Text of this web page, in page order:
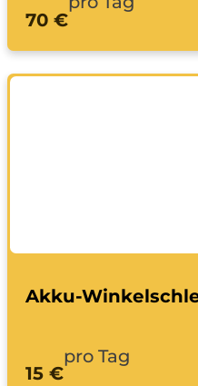
70 €
Akku-
15 €
pro Tag